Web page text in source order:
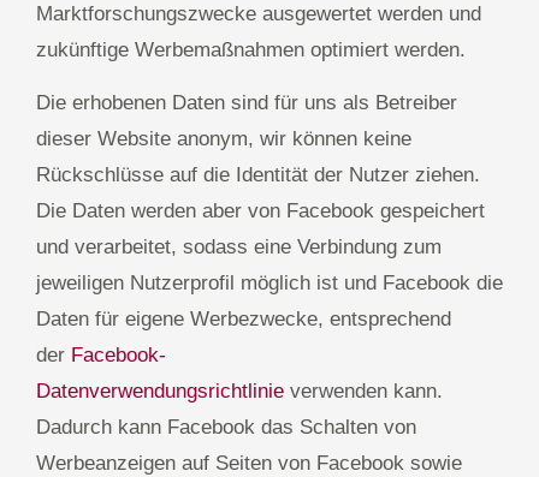
Marktforschungszwecke ausgewertet werden und
zukünftige Werbemaßnahmen optimiert werden.
Die erhobenen Daten sind für uns als Betreiber
dieser Website anonym, wir können keine
Rückschlüsse auf die Identität der Nutzer ziehen.
Die Daten werden aber von Facebook gespeichert
und verarbeitet, sodass eine Verbindung zum
jeweiligen Nutzerprofil möglich ist und Facebook die
Daten für eigene Werbezwecke, entsprechend
der Facebook-
Datenverwendungsrichtlinie verwenden kann.
Dadurch kann Facebook das Schalten von
Werbeanzeigen auf Seiten von Facebook sowie